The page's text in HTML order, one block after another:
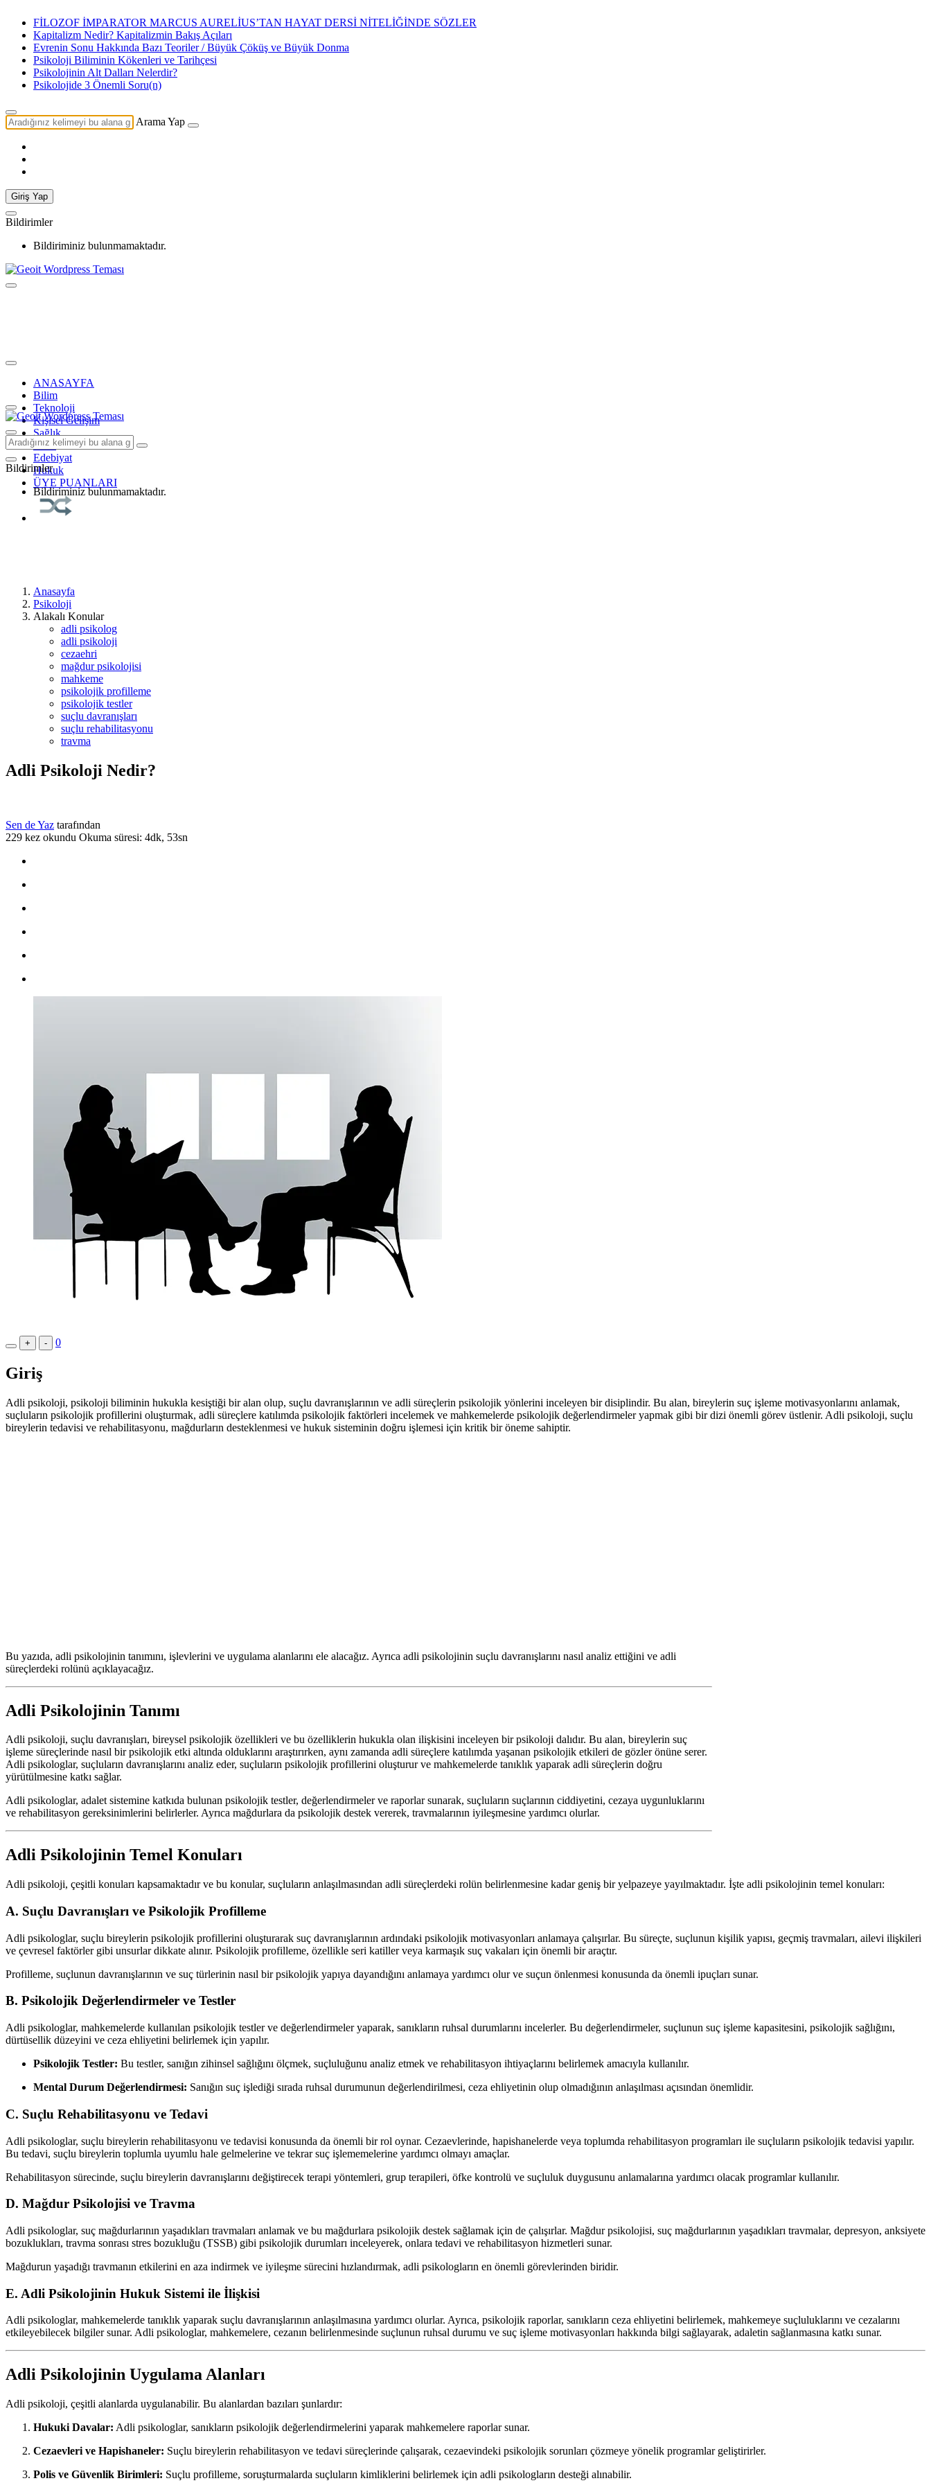
FİLOZOF İMPARATOR MARCUS AURELİUS’TAN HAYAT DERSİ NİTELİĞİNDE SÖZLER
Kapitalizm Nedir? Kapitalizmin Bakış Açıları
Evrenin Sonu Hakkında Bazı Teoriler / Büyük Çöküş ve Büyük Donma
Psikoloji Biliminin Kökenleri ve Tarihçesi
Psikolojinin Alt Dalları Nelerdir?
Psikolojide 3 Önemli Soru(n)
Arama Yap
Giriş Yap
Bildirimler
Bildiriminiz bulunmamaktadır.
ANASAYFA
Bilim
Teknoloji
Kişisel Gelişim
Sağlık
Tarih
Edebiyat
Hukuk
ÜYE PUANLARI
Bildirimler
Bildiriminiz bulunmamaktadır.
Anasayfa
Psikoloji
Alakalı Konular
adli psikolog
adli psikoloji
cezaehri
mağdur psikolojisi
mahkeme
psikolojik profilleme
psikolojik testler
suçlu davranışları
suçlu rehabilitasyonu
travma
Adli Psikoloji Nedir?
Sen de Yaz tarafından
229 kez okundu Okuma süresi: 4dk, 53sn
+ - 0
Giriş
Adli psikoloji, psikoloji biliminin hukukla kesiştiği bir alan olup, suçlu davranışlarının ve adli süreçlerin psikolojik yönlerini inceleyen bir disiplindir. Bu alan, bireylerin suç işleme motivasyonlarını anlamak,
suçluların psikolojik profillerini oluşturmak, adli süreçlere katılımda psikolojik faktörleri incelemek ve mahkemelerde psikolojik değerlendirmeler yapmak gibi bir dizi önemli görev üstlenir. Adli psikoloji, suçlu
bireylerin tedavisi ve rehabilitasyonu, mağdurların desteklenmesi ve hukuk sisteminin doğru işlemesi için kritik bir öneme sahiptir.
Bu yazıda, adli psikolojinin tanımını, işlevlerini ve uygulama alanlarını ele alacağız. Ayrıca adli psikolojinin suçlu davranışlarını nasıl analiz ettiğini ve adli
süreçlerdeki rolünü açıklayacağız.
Adli Psikolojinin Tanımı
Adli psikoloji, suçlu davranışları, bireysel psikolojik özellikleri ve bu özelliklerin hukukla olan ilişkisini inceleyen bir psikoloji dalıdır. Bu alan, bireylerin suç
işleme süreçlerinde nasıl bir psikolojik etki altında olduklarını araştırırken, aynı zamanda adli süreçlere katılımda yaşanan psikolojik etkileri de gözler önüne serer.
Adli psikologlar, suçluların davranışlarını analiz eder, suçluların psikolojik profillerini oluşturur ve mahkemelerde tanıklık yaparak adli süreçlerin doğru
yürütülmesine katkı sağlar.
Adli psikologlar, adalet sistemine katkıda bulunan psikolojik testler, değerlendirmeler ve raporlar sunarak, suçluların suçlarının ciddiyetini, cezaya uygunluklarını
ve rehabilitasyon gereksinimlerini belirlerler. Ayrıca mağdurlara da psikolojik destek vererek, travmalarının iyileşmesine yardımcı olurlar.
Adli Psikolojinin Temel Konuları
Adli psikoloji, çeşitli konuları kapsamaktadır ve bu konular, suçluların anlaşılmasından adli süreçlerdeki rolün belirlenmesine kadar geniş bir yelpazeye yayılmaktadır. İşte adli psikolojinin temel konuları:
A. Suçlu Davranışları ve Psikolojik Profilleme
Adli psikologlar, suçlu bireylerin psikolojik profillerini oluşturarak suç davranışlarının ardındaki psikolojik motivasyonları anlamaya çalışırlar. Bu süreçte, suçlunun kişilik yapısı, geçmiş travmaları, ailevi ilişkileri
ve çevresel faktörler gibi unsurlar dikkate alınır. Psikolojik profilleme, özellikle seri katiller veya karmaşık suç vakaları için önemli bir araçtır.
Profilleme, suçlunun davranışlarının ve suç türlerinin nasıl bir psikolojik yapıya dayandığını anlamaya yardımcı olur ve suçun önlenmesi konusunda da önemli ipuçları sunar.
B. Psikolojik Değerlendirmeler ve Testler
Adli psikologlar, mahkemelerde kullanılan psikolojik testler ve değerlendirmeler yaparak, sanıkların ruhsal durumlarını incelerler. Bu değerlendirmeler, suçlunun suç işleme kapasitesini, psikolojik sağlığını,
dürtüsellik düzeyini ve ceza ehliyetini belirlemek için yapılır.
Psikolojik Testler: Bu testler, sanığın zihinsel sağlığını ölçmek, suçluluğunu analiz etmek ve rehabilitasyon ihtiyaçlarını belirlemek amacıyla kullanılır.
Mental Durum Değerlendirmesi: Sanığın suç işlediği sırada ruhsal durumunun değerlendirilmesi, ceza ehliyetinin olup olmadığının anlaşılması açısından önemlidir.
C. Suçlu Rehabilitasyonu ve Tedavi
Adli psikologlar, suçlu bireylerin rehabilitasyonu ve tedavisi konusunda da önemli bir rol oynar. Cezaevlerinde, hapishanelerde veya toplumda rehabilitasyon programları ile suçluların psikolojik tedavisi yapılır.
Bu tedavi, suçlu bireylerin toplumla uyumlu hale gelmelerine ve tekrar suç işlememelerine yardımcı olmayı amaçlar.
Rehabilitasyon sürecinde, suçlu bireylerin davranışlarını değiştirecek terapi yöntemleri, grup terapileri, öfke kontrolü ve suçluluk duygusunu anlamalarına yardımcı olacak programlar kullanılır.
D. Mağdur Psikolojisi ve Travma
Adli psikologlar, suç mağdurlarının yaşadıkları travmaları anlamak ve bu mağdurlara psikolojik destek sağlamak için de çalışırlar. Mağdur psikolojisi, suç mağdurlarının yaşadıkları travmalar, depresyon, anksiyete
bozuklukları, travma sonrası stres bozukluğu (TSSB) gibi psikolojik durumları inceleyerek, onlara tedavi ve rehabilitasyon hizmetleri sunar.
Mağdurun yaşadığı travmanın etkilerini en aza indirmek ve iyileşme sürecini hızlandırmak, adli psikologların en önemli görevlerinden biridir.
E. Adli Psikolojinin Hukuk Sistemi ile İlişkisi
Adli psikologlar, mahkemelerde tanıklık yaparak suçlu davranışlarının anlaşılmasına yardımcı olurlar. Ayrıca, psikolojik raporlar, sanıkların ceza ehliyetini belirlemek, mahkemeye suçluluklarını ve cezalarını
etkileyebilecek bilgiler sunar. Adli psikologlar, mahkemelere, cezanın belirlenmesinde suçlunun ruhsal durumu ve suç işleme motivasyonları hakkında bilgi sağlayarak, adaletin sağlanmasına katkı sunar.
Adli Psikolojinin Uygulama Alanları
Adli psikoloji, çeşitli alanlarda uygulanabilir. Bu alanlardan bazıları şunlardır:
Hukuki Davalar: Adli psikologlar, sanıkların psikolojik değerlendirmelerini yaparak mahkemelere raporlar sunar.
Cezaevleri ve Hapishaneler: Suçlu bireylerin rehabilitasyon ve tedavi süreçlerinde çalışarak, cezaevindeki psikolojik sorunları çözmeye yönelik programlar geliştirirler.
Polis ve Güvenlik Birimleri: Suçlu profilleme, soruşturmalarda suçluların kimliklerini belirlemek için adli psikologların desteği alınabilir.